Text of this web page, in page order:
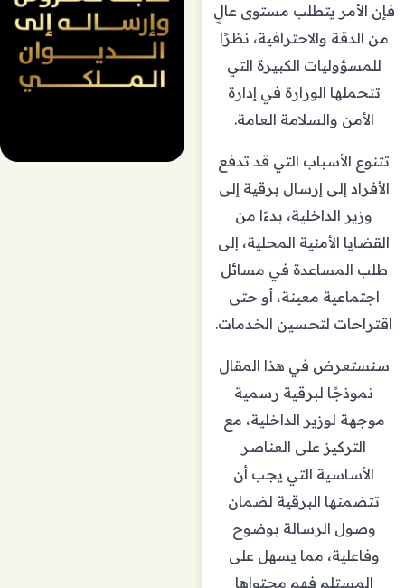
فإن الأمر يتطلب مستوى عالٍ
من الدقة والاحترافية، نظرًا
للمسؤوليات الكبيرة التي
تتحملها الوزارة في إدارة
الأمن والسلامة العامة.
تتنوع الأسباب التي قد تدفع
الأفراد إلى إرسال برقية إلى
وزير الداخلية، بدءًا من
القضايا الأمنية المحلية، إلى
طلب المساعدة في مسائل
اجتماعية معينة، أو حتى
اقتراحات لتحسين الخدمات.
سنستعرض في هذا المقال
نموذجًا لبرقية رسمية
موجهة لوزير الداخلية، مع
التركيز على العناصر
الأساسية التي يجب أن
تتضمنها البرقية لضمان
وصول الرسالة بوضوح
وفاعلية، مما يسهل على
المستلم فهم محتواها